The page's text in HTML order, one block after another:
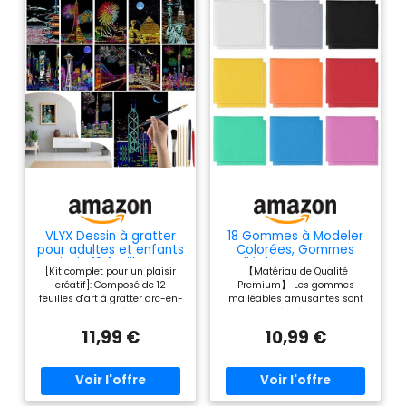
VLYX Dessin à gratter
pour adultes et enfants
- Kit de 12 feuilles arc-
en-ciel avec outils de
gravure, fournitures
artistiques créatives
[Kit complet pour un plaisir
créatif]: Composé de 12
feuilles d'art à gratter arc-en-
ciel A5, 6 stylos à gratter et
kit complet est parfait pour les
des heures de joie créative et
de designs colorés. [Matériaux
de qualité supérieure]:
11,99 €
18 Gommes à Modeler
Colorées, Gommes
Malléables Amusantes,
Gommes Créatives
Multicolores,
Fournitures Éducatives
(2 de Chaque) Matériel
Artistique Éducatif DIY
【Matériau de Qualité
Premium】 Les gommes
malléables amusantes sont
fabriquées à partir de
confortable. La gomme à
dessèche pas facilement et
conserve une consistance
parfaite pour un façonnage
10,99 €